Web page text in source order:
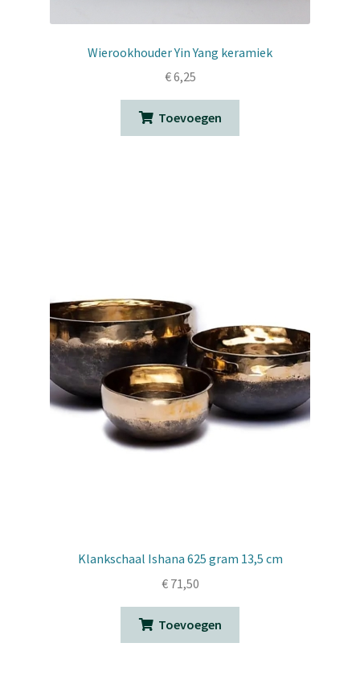
Wierookhouder Yin Yang keramiek
€6,25
Toevoegen
Klankschaal Ishana 625 gram 13,5 cm
€71,50
Toevoegen